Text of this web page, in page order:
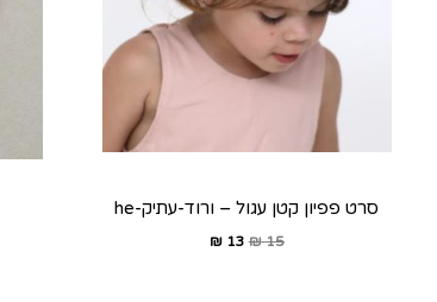
סרט פפיון קטן עגול – ורוד-עתיק-he
15
₪
13
₪